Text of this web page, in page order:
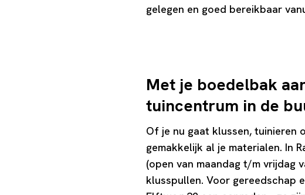
gelegen en goed bereikbaar
Met je boedelbak
tuincentrum in de
Of je nu gaat klussen, tuinieren
gemakkelijk al je materialen. In
(open van maandag t/m vrijdag
klusspullen. Voor gereedschap